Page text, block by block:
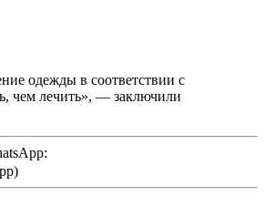
одежды в соответствии с
чем лечить», — заключили